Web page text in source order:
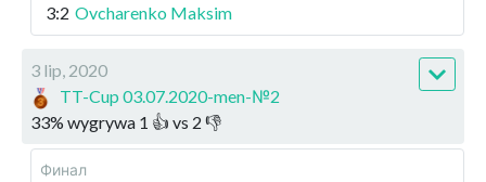
3:2 Ovcharenko Maksim
3 lip, 2020
TT-Cup 03.07.2020-men-№2
33% wygrywa 1 👍 vs 2 👎
Финал